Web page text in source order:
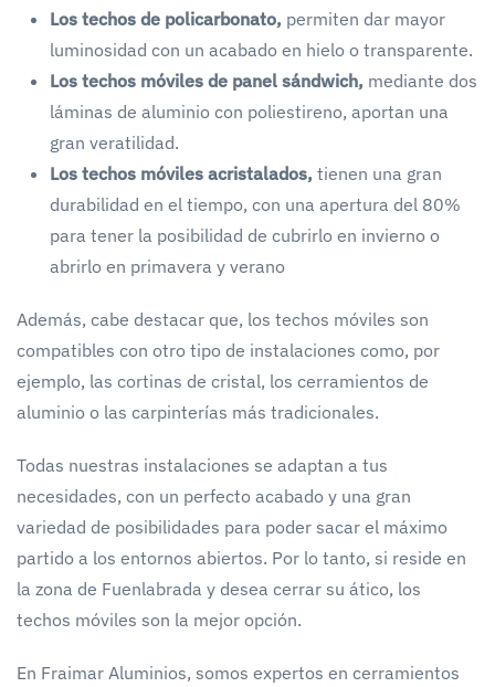
Los techos de policarbonato, permiten dar mayor
luminosidad con un acabado en hielo o transparente.
Los techos móviles de panel sándwich, mediante dos
láminas de aluminio con poliestireno, aportan una
gran veratilidad.
Los techos móviles acristalados, tienen una gran
durabilidad en el tiempo, con una apertura del 80%
para tener la posibilidad de cubrirlo en invierno o
abrirlo en primavera y verano
Además, cabe destacar que, los techos móviles son
compatibles con otro tipo de instalaciones como, por
ejemplo, las cortinas de cristal, los cerramientos de
aluminio o las carpinterías más tradicionales.
Todas nuestras instalaciones se adaptan a tus
necesidades, con un perfecto acabado y una gran
variedad de posibilidades para poder sacar el máximo
partido a los entornos abiertos. Por lo tanto, si reside en
la zona de Fuenlabrada y desea cerrar su ático, los
techos móviles son la mejor opción.
En Fraimar Aluminios, somos expertos en cerramientos